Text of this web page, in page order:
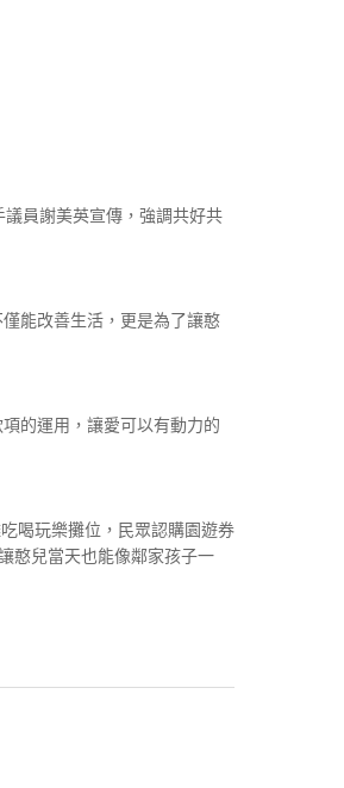
員謝美英宣傳，強調共好共
能改善生活，更是為了讓憨
的運用，讓愛可以有動力的
喝玩樂攤位，民眾認購園遊券
憨兒當天也能像鄰家孩子一